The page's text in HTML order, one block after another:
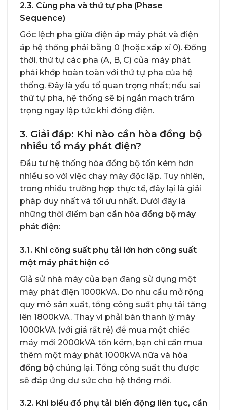
2.3. Cùng pha và thứ tự pha (Phase
Sequence)
Góc lệch pha giữa điện áp máy phát và điện
áp hệ thống phải bằng 0 (hoặc xấp xỉ 0). Đồng
thời, thứ tự các pha (A, B, C) của máy phát
phải khớp hoàn toàn với thứ tự pha của hệ
thống. Đây là yếu tố quan trọng nhất; nếu sai
thứ tự pha, hệ thống sẽ bị ngắn mạch trầm
trọng ngay lập tức khi đóng điện.
3. Giải đáp: Khi nào cần hòa đồng bộ
nhiều tổ máy phát điện?
Đầu tư hệ thống hòa đồng bộ tốn kém hơn
nhiều so với việc chạy máy độc lập. Tuy nhiên,
trong nhiều trường hợp thực tế, đây lại là giải
pháp duy nhất và tối ưu nhất. Dưới đây là
những thời điểm bạn cần hòa đồng bộ máy
phát điện:
3.1. Khi công suất phụ tải lớn hơn công suất
một máy phát hiện có
Giả sử nhà máy của bạn đang sử dụng một
máy phát điện 1000kVA. Do nhu cầu mở rộng
quy mô sản xuất, tổng công suất phụ tải tăng
lên 1800kVA. Thay vì phải bán thanh lý máy
1000kVA (với giá rất rẻ) để mua một chiếc
máy mới 2000kVA tốn kém, bạn chỉ cần mua
thêm một máy phát 1000kVA nữa và hòa
đồng bộ chúng lại. Tổng công suất thu được
sẽ đáp ứng dư sức cho hệ thống mới.
3.2. Khi biểu đồ phụ tải biến động liên tục, cần